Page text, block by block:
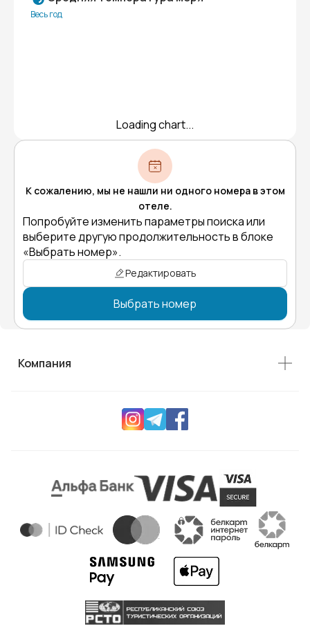
Весь год
Loading chart...
К сожалению, мы не нашли ни одного номера в этом
отеле.
Попробуйте изменить параметры поиска или
выберите другую продолжительность в блоке
«Выбрать номер».
Редактировать
Выбрать номер
Компания